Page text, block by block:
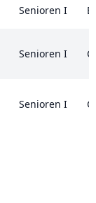
Senioren I
Senioren I
Senioren I